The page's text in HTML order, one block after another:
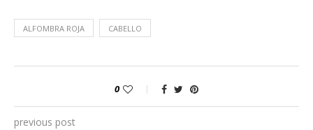
ALFOMBRA ROJA CABELLO
0
previous post